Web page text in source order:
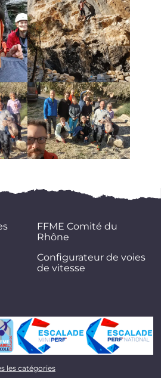
FFME Comité du
Rhône
Configurateur de voies
de vitesse
les catégories